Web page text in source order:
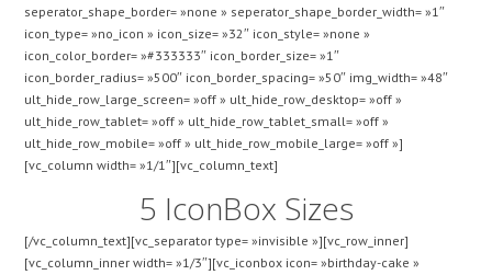
seperator_shape_border= »none » seperator_shape_border_width= »1″
icon_type= »no_icon » icon_size= »32″ icon_style= »none »
icon_color_border= »#333333″ icon_border_size= »1″
icon_border_radius= »500″ icon_border_spacing= »50″ img_width= »48″
ult_hide_row_large_screen= »off » ult_hide_row_desktop= »off »
ult_hide_row_tablet= »off » ult_hide_row_tablet_small= »off »
ult_hide_row_mobile= »off » ult_hide_row_mobile_large= »off »]
[vc_column width= »1/1″][vc_column_text]
5 IconBox Sizes
[/vc_column_text][vc_separator type= »invisible »][vc_row_inner]
[vc_column_inner width= »1/3″][vc_iconbox icon= »birthday-cake »